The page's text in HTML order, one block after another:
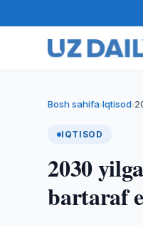
Bosh sahifa›Iqtisod›
IQTISOD
2030
bartaraf